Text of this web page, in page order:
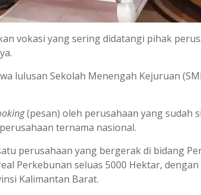
vokasi yang sering didatangi pihak
lulusan Sekolah Menengah Kejuruan
(pesan) oleh perusahaan yang sudah
ternama nasional.
perusahaan yang bergerak di bidang
Perkebunan seluas 5000 Hektar,
Kalimantan Barat.